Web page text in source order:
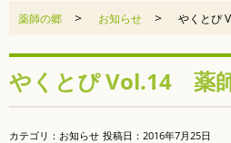
薬師の郷 > お知らせ > やくとぴ
やくとぴ Vol.14 薬
カテゴリ：お知らせ 投稿日： 2016年7月25日